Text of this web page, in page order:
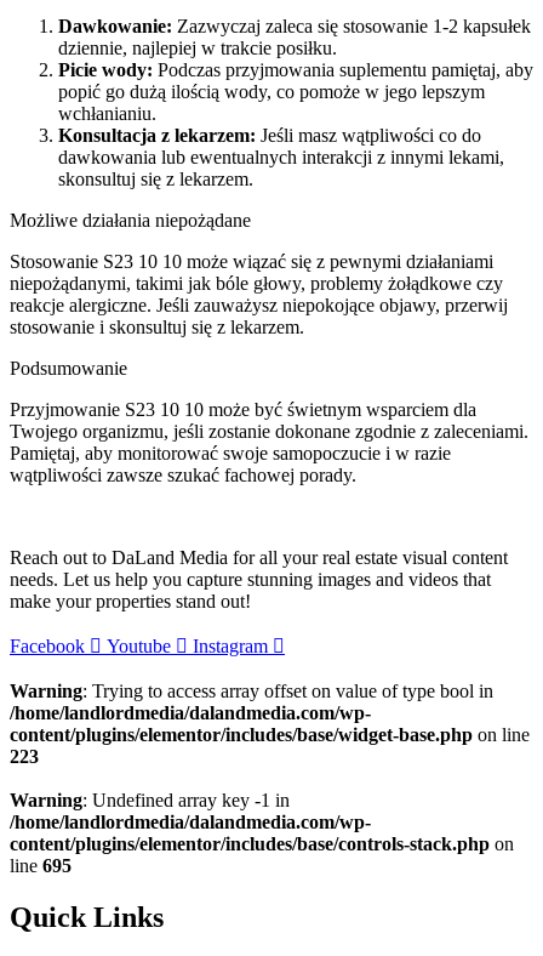
Dawkowanie: Zazwyczaj zaleca się stosowanie 1-2 kapsułek
dziennie, najlepiej w trakcie posiłku.
Picie wody: Podczas przyjmowania suplementu pamiętaj, aby
popić go dużą ilością wody, co pomoże w jego lepszym
wchłanianiu.
Konsultacja z lekarzem: Jeśli masz wątpliwości co do
dawkowania lub ewentualnych interakcji z innymi lekami,
skonsultuj się z lekarzem.
Możliwe działania niepożądane
Stosowanie S23 10 10 może wiązać się z pewnymi działaniami
niepożądanymi, takimi jak bóle głowy, problemy żołądkowe czy
reakcje alergiczne. Jeśli zauważysz niepokojące objawy, przerwij
stosowanie i skonsultuj się z lekarzem.
Podsumowanie
Przyjmowanie S23 10 10 może być świetnym wsparciem dla
Twojego organizmu, jeśli zostanie dokonane zgodnie z zaleceniami.
Pamiętaj, aby monitorować swoje samopoczucie i w razie
wątpliwości zawsze szukać fachowej porady.
Reach out to DaLand Media for all your real estate visual content
needs. Let us help you capture stunning images and videos that
make your properties stand out!
Facebook Youtube Instagram
Warning: Trying to access array offset on value of type bool in
/home/landlordmedia/dalandmedia.com/wp-
content/plugins/elementor/includes/base/widget-base.php on line
223
Warning: Undefined array key -1 in
/home/landlordmedia/dalandmedia.com/wp-
content/plugins/elementor/includes/base/controls-stack.php on
line 695
Quick Links